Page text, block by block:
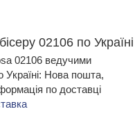
02106 по Україні
02106 ведучими
Україні: Нова пошта,
по доставці